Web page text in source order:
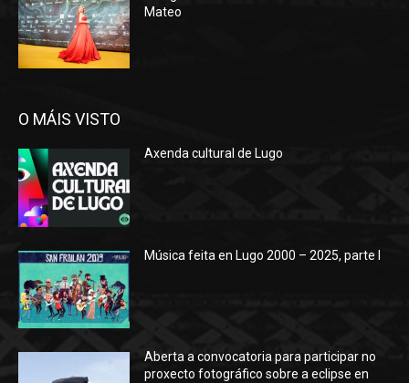
Mateo
O MÁIS VISTO
Axenda cultural de Lugo
Música feita en Lugo 2000 – 2025, parte I
Aberta a convocatoria para participar no
proxecto fotográfico sobre a eclipse en